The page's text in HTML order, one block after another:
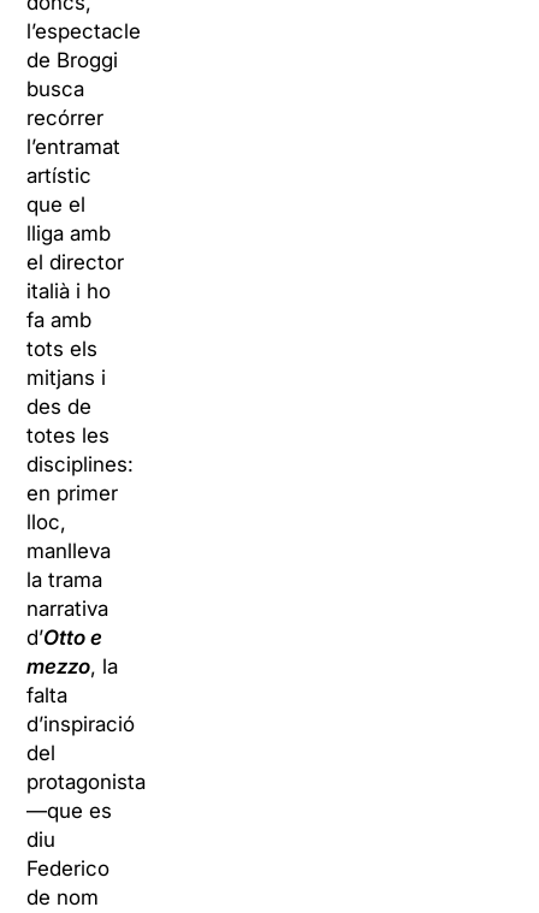
l’espectacle
de Broggi
busca
recórrer
l’entramat
artístic
que el
lliga amb
el director
italià i ho
fa amb
tots els
mitjans i
des de
totes les
disciplines:
en primer
lloc,
manlleva
la trama
narrativa
d’Otto e
mezzo, la
falta
d’inspiració
del
protagonista
—que es
diu
Federico
de nom